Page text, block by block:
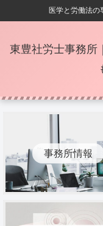
医学と労働法
東豊社労士事務所
事務所情報